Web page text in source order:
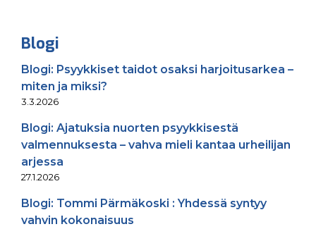
Blogi
Blogi: Psyykkiset taidot osaksi harjoitusarkea –
miten ja miksi?
3.3.2026
Blogi: Ajatuksia nuorten psyykkisestä
valmennuksesta – vahva mieli kantaa urheilijan
arjessa
27.1.2026
Blogi: Tommi Pärmäkoski : Yhdessä syntyy
vahvin kokonaisuus